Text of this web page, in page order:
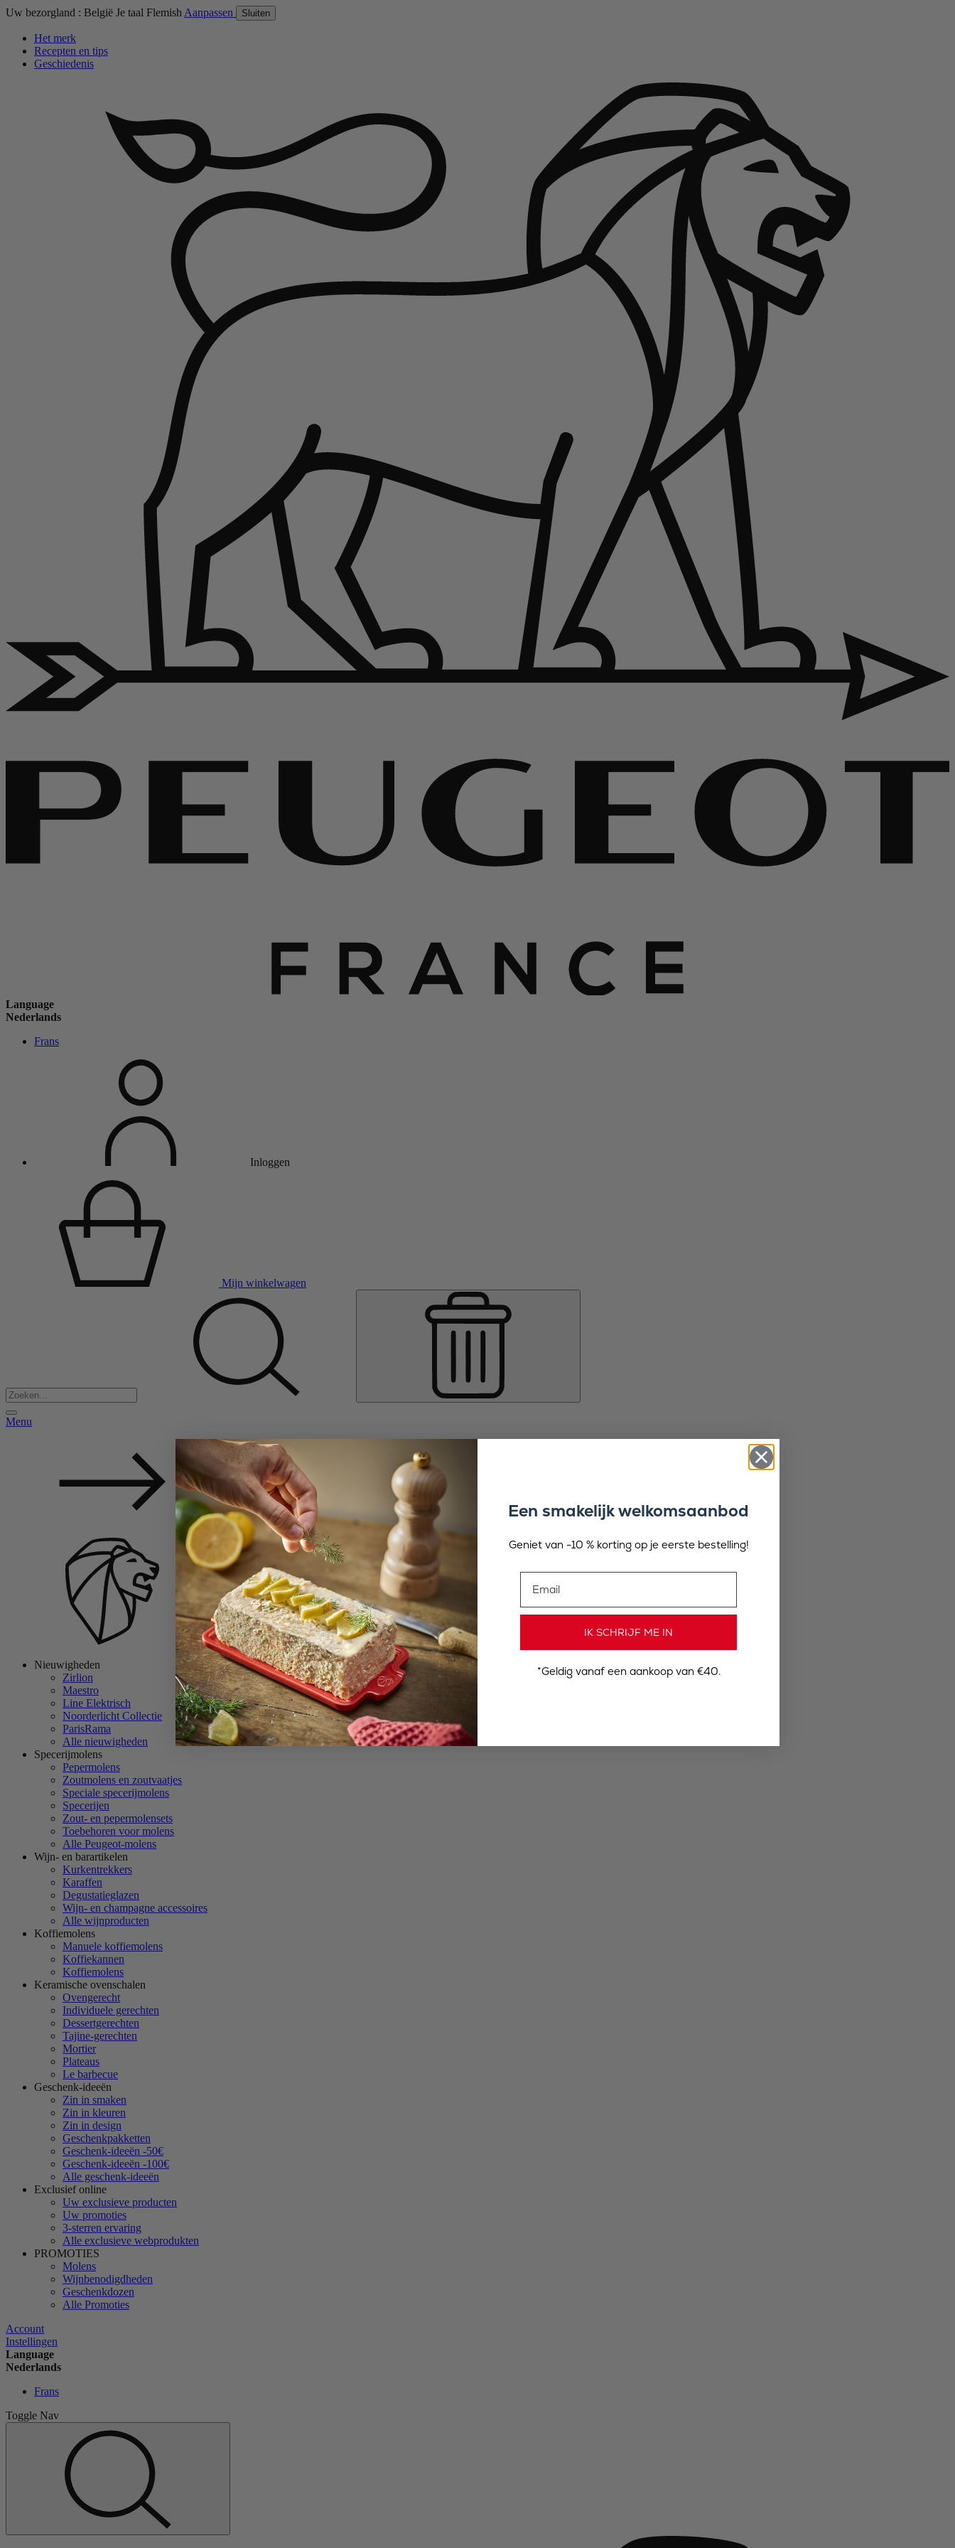
Uw bezorgland : België Je taal Flemish Aanpassen Sluiten
Het merk
Recepten en tips
Geschiedenis
Language
Nederlands
Frans
Inloggen
Mijn winkelwagen
Menu
Back
Nieuwigheden
Zirlion
Maestro
Line Elektrisch
Noorderlicht Collectie
ParisRama
Alle nieuwigheden
Specerijmolens
Pepermolens
Zoutmolens en zoutvaatjes
Speciale specerijmolens
Specerijen
Zout- en pepermolensets
Toebehoren voor molens
Alle Peugeot-molens
Wijn- en barartikelen
Kurkentrekkers
Karaffen
Degustatieglazen
Wijn- en champagne accessoires
Alle wijnproducten
Koffiemolens
Manuele koffiemolens
Koffiekannen
Koffiemolens
Keramische ovenschalen
Ovengerecht
Individuele gerechten
Dessertgerechten
Tajine-gerechten
Mortier
Plateaus
Le barbecue
Geschenk-ideeën
Zin in smaken
Zin in kleuren
Zin in design
Geschenkpakketten
Geschenk-ideeën -50€
Geschenk-ideeën -100€
Alle geschenk-ideeën
Exclusief online
Uw exclusieve producten
Uw promoties
3-sterren ervaring
Alle exclusieve webprodukten
PROMOTIES
Molens
Wijnbenodigdheden
Geschenkdozen
Alle Promoties
Account
Instellingen
Language
Nederlands
Frans
Toggle Nav
Een smakelijk welkomsaanbod
Geniet van -10 % korting op je eerste bestelling!
IK SCHRIJF ME IN
*Geldig vanaf een aankoop van €40.